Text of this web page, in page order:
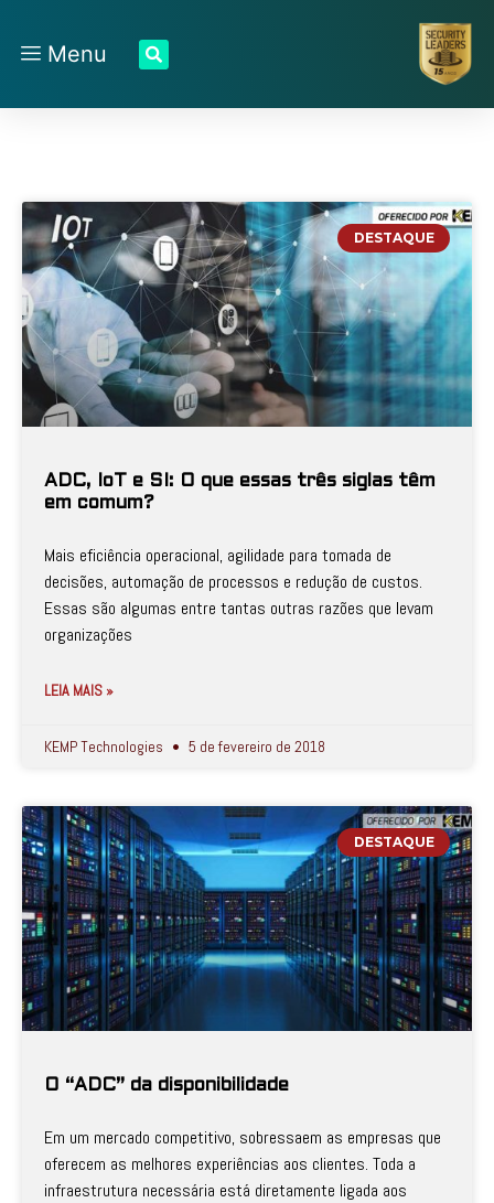
Menu
DESTAQUE
ADC, IoT e SI: O que essas três siglas têm
em comum?
Mais eficiência operacional, agilidade para tomada de
decisões, automação de processos e redução de custos.
Essas são algumas entre tantas outras razões que levam
organizações
LEIA MAIS »
KEMP Technologies 5 de fevereiro de 2018
DESTAQUE
O “ADC” da disponibilidade
Em um mercado competitivo, sobressaem as empresas que
oferecem as melhores experiências aos clientes. Toda a
infraestrutura necessária está diretamente ligada aos